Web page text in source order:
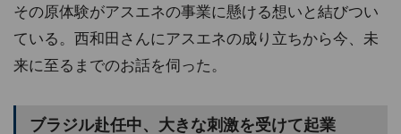
その原体験がアスエネの事業に懸ける想いと結びつい
ている。西和田さんにアスエネの成り立ちから今、未
来に至るまでのお話を伺った。
ブラジル赴任中、大きな刺激を受けて起業